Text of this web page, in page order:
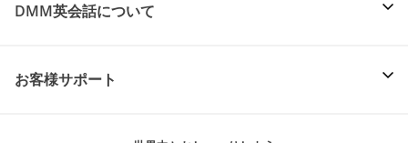
DMM英会話について
お客様サポート